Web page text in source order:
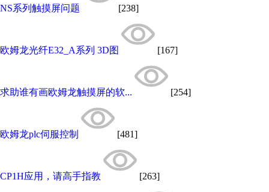
NS系列触摸屏问题 [238]
欧姆龙光纤E32_A系列 3D图 [167]
求助谁有画欧姆龙触摸屏的软... [254]
欧姆龙plc伺服控制 [481]
CP1H应用，请高手指教 [263]